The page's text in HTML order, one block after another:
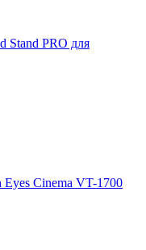
Stand PRO для
Cinema VT-1700